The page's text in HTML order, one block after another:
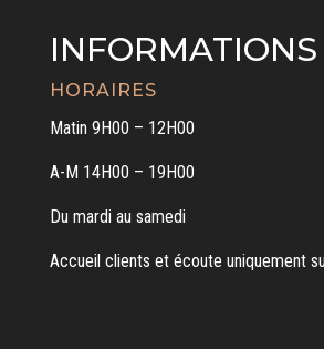
INFORMATIONS
HORAIRES
Matin 9H00 – 12H00
A-M 14H00 – 19H00
Du mardi au samedi
Accueil clients et écoute uniquement